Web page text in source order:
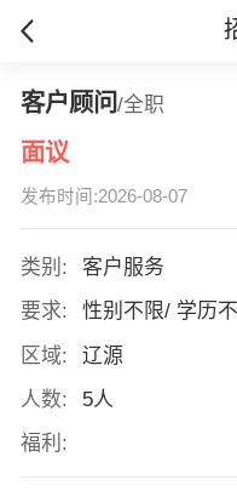
客户顾问/全职
面议
发布时间:2026-08-07
类别:
客户服务
要求:
性别不限/ 学历
区域:
辽源
人数:
5人
福利: